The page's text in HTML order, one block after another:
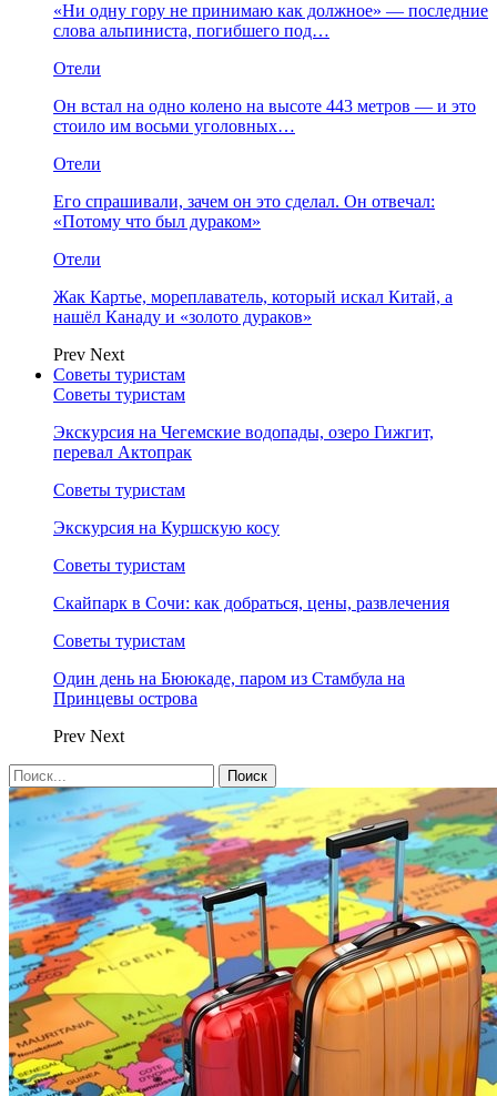
«Ни одну гору не принимаю как должное» — последние
слова альпиниста, погибшего под…
Отели
Он встал на одно колено на высоте 443 метров — и это
стоило им восьми уголовных…
Отели
Его спрашивали, зачем он это сделал. Он отвечал:
«Потому что был дураком»
Отели
Жак Картье, мореплаватель, который искал Китай, а
нашёл Канаду и «золото дураков»
Prev Next
Советы туристам
Советы туристам
Экскурсия на Чегемские водопады, озеро Гижгит,
перевал Актопрак
Советы туристам
Экскурсия на Куршскую косу
Советы туристам
Скайпарк в Сочи: как добраться, цены, развлечения
Советы туристам
Один день на Бююкаде, паром из Стамбула на
Принцевы острова
Prev Next